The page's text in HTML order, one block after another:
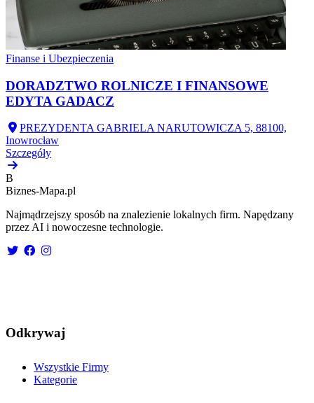
Finanse i Ubezpieczenia
DORADZTWO ROLNICZE I FINANSOWE
EDYTA GADACZ
PREZYDENTA GABRIELA NARUTOWICZA 5, 88100,
Inowrocław
Szczegóły
B
Biznes-Mapa.pl
Najmądrzejszy sposób na znalezienie lokalnych firm. Napędzany
przez AI i nowoczesne technologie.
Odkrywaj
Wszystkie Firmy
Kategorie